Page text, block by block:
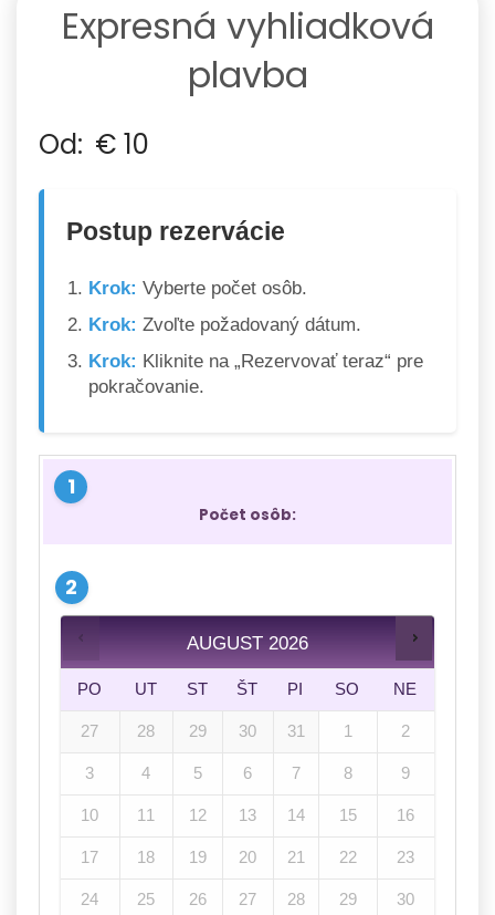
Expresná vyhliadková
plavba
Od: € 10
Postup rezervácie
Krok: Vyberte počet osôb.
Krok: Zvoľte požadovaný dátum.
Krok: Kliknite na „Rezervovať teraz“ pre
pokračovanie.
Počet osôb:
AUGUST 2026
PO UT ST ŠT PI SO NE
27 28 29 30 31 1 2
3 4 5 6 7 8 9
10 11 12 13 14 15 16
17 18 19 20 21 22 23
24 25 26 27 28 29 30